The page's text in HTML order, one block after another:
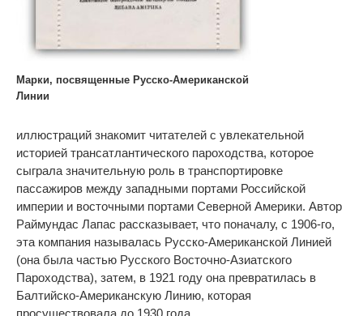
Марки, посвященные Русско-Американской
Линии
иллюстраций знакомит читателей с увлекательной
историей трансатлантического пароходства, которое
сыграла значительную роль в транспортировке
пассажиров между западными портами Российской
империи и восточными портами Северной Америки. Автор
Раймундас Лапас рассказывает, что поначалу, с 1906-го,
эта компания называлась Русско-Американской Линией
(она была частью Русского Восточно-Азиатского
Пароходства), затем, в 1921 году она превратилась в
Балтийско-Американскую Линию, которая